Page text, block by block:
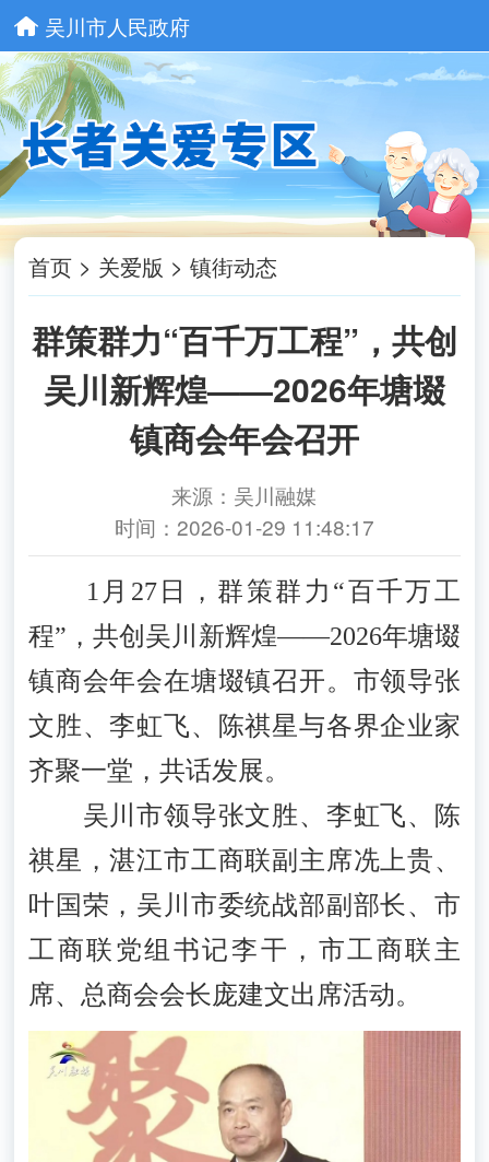
吴川市人民政府
首页 > 关爱版 >镇街动态
群策群力“百千万工程”，共创
吴川新辉煌——2026年塘㙍
镇商会年会召开
来源：吴川融媒
时间：2026-01-29 11:48:17
1月27日，群策群力“百千万工
程”，共创吴川新辉煌——2026年塘㙍
镇商会年会在塘㙍镇召开。市领导张
文胜、李虹飞、陈祺星与各界企业家
齐聚一堂，共话发展。
吴川市领导张文胜、李虹飞、陈
祺星，湛江市工商联副主席冼上贵、
叶国荣，吴川市委统战部副部长、市
工商联党组书记李干，市工商联主
席、总商会会长庞建文出席活动。